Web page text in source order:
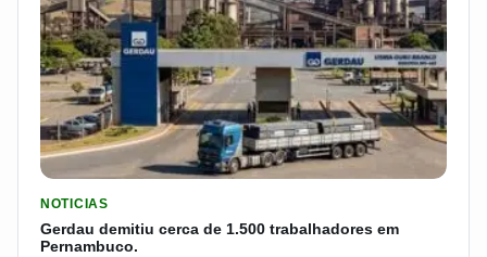
NOTICIAS
Gerdau demitiu cerca de 1.500 trabalhadores em
Pernambuco.